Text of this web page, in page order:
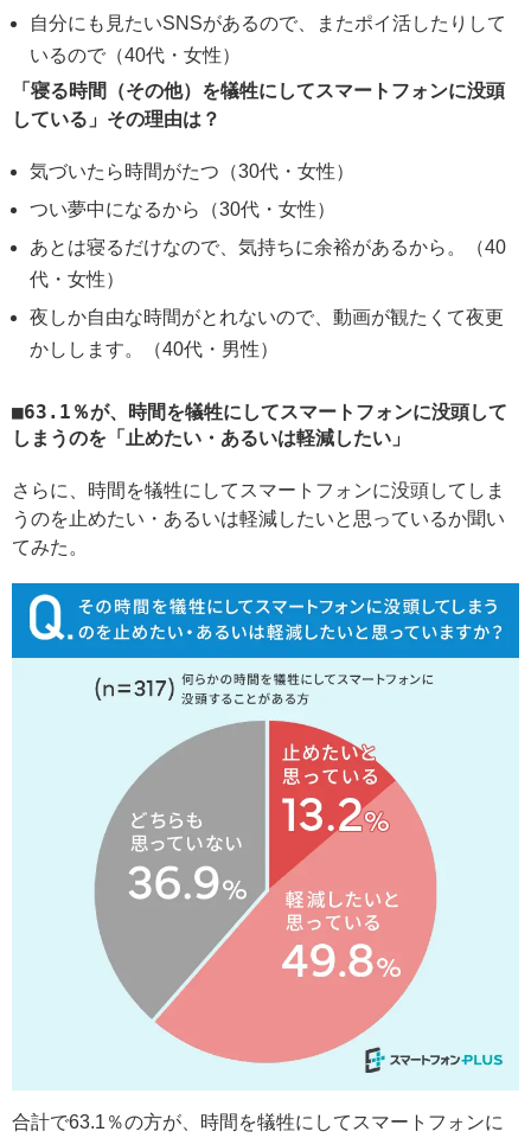
自分にも見たいSNSがあるので、またポイ活したりして
いるので（40代・女性）
「寝る時間（その他）を犠牲にしてスマートフォンに没頭
している」その理由は？
気づいたら時間がたつ（30代・女性）
つい夢中になるから（30代・女性）
あとは寝るだけなので、気持ちに余裕があるから。（40
代・女性）
夜しか自由な時間がとれないので、動画が観たくて夜更
かしします。（40代・男性）
63.1％が、時間を犠牲にしてスマートフォンに没頭して
しまうのを「止めたい・あるいは軽減したい」
さらに、時間を犠牲にしてスマートフォンに没頭してしま
うのを止めたい・あるいは軽減したいと思っているか聞い
てみた。
合計で63.1％の方が、時間を犠牲にしてスマートフォンに